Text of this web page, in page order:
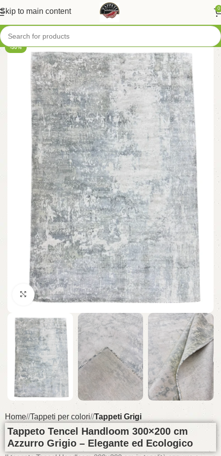
Skip to main content 0
-50%
Click to enlarge
Home/ Tappeti per colori/ Tappeti Grigi
Tappeto Tencel Handloom 300×200 cm
Azzurro Grigio – Elegante ed Ecologico